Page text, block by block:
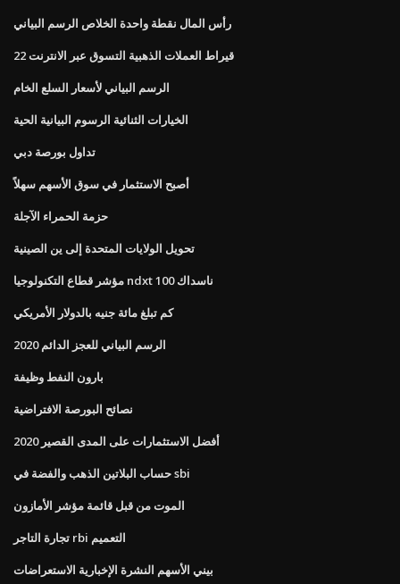
رأس المال نقطة واحدة الخلاص الرسم البياني
22 قيراط العملات الذهبية التسوق عبر الانترنت
الرسم البياني لأسعار السلع الخام
الخيارات الثنائية الرسوم البيانية الحية
تداول بورصة دبي
أصبح الاستثمار في سوق الأسهم سهلاً
حزمة الحمراء الآجلة
تحويل الولايات المتحدة إلى ين الصينية
مؤشر قطاع التكنولوجيا ndxt ناسداك 100
كم تبلغ مائة جنيه بالدولار الأمريكي
الرسم البياني للعجز الدائم 2020
بارون النفط وظيفة
نصائح البورصة الافتراضية
أفضل الاستثمارات على المدى القصير 2020
حساب البلاتين الذهب والفضة في sbi
الموت من قبل قائمة مؤشر الأمازون
تجارة التاجر rbi التعميم
بيني الأسهم النشرة الإخبارية الاستعراضات